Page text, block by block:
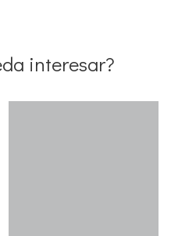
interesar?